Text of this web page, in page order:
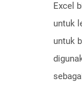
Excel
untuk
untuk